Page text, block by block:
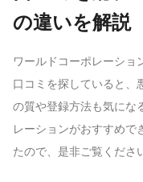
の違いを解説
ワールドコーポレーシ
口コミを探していると、
の質や登録方法も気にな
レーションがおすすめで
たので、是非ご覧くださ